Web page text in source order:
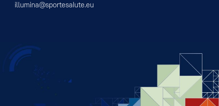
illumina@sportesalute.eu